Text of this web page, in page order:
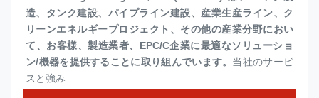
造、タンク建設、パイプライン建設、産業生産ライン、ク
リーンエネルギープロジェクト、その他の産業分野におい
て、お客様、製造業者、EPC/C企業に最適なソリューショ
ン/機器を提供することに取り組んでいます。 当社のサービ
スと強み